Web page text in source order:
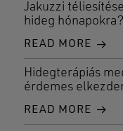
Jakuzzi
hideg hónapokra?
READ MORE
Hidegterápiás
érdemes
READ MORE